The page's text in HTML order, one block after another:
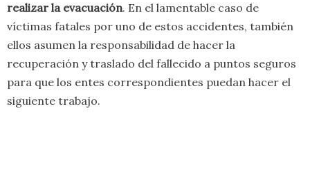
realizar la evacuación. En el lamentable caso de
víctimas fatales por uno de estos accidentes, también
ellos asumen la responsabilidad de hacer la
recuperación y traslado del fallecido a puntos seguros
para que los entes correspondientes puedan hacer el
siguiente trabajo.